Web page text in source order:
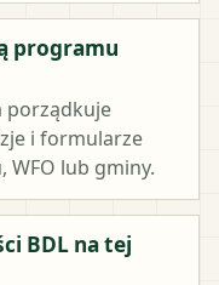
programu
porządkuje
i formularze
lub gminy.
BDL na tej